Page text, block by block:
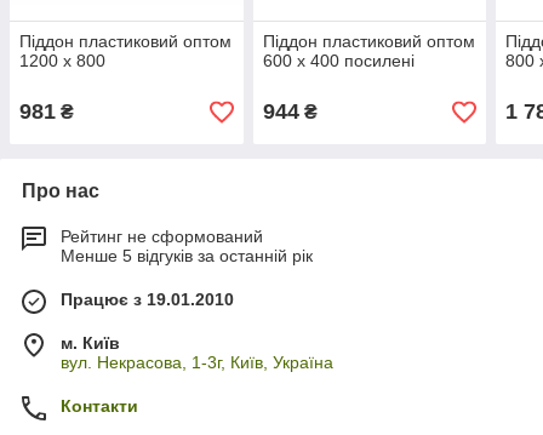
Піддон пластиковий оптом
1200 х 800
981 ₴
Піддон пластиковий оптом
600 х 400 посилені
944₴
800
1
Про нас
Рейтинг не сформований
Менше 5 відгуків за останній рік
Працює з 19.01.2010
м. Київ
вул. Некрасова, 1-3г, Київ, Україна
Контакти